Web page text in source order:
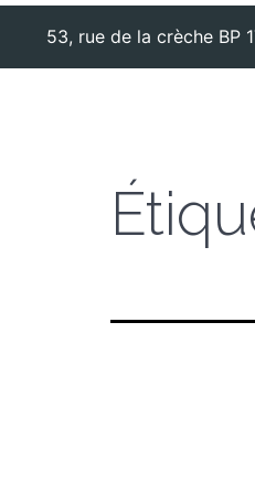
53, rue de la crèche BP